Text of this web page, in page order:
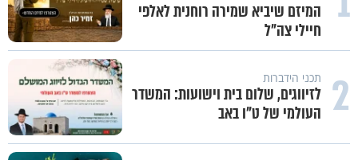
המיזם שיביא שמירה רוחנית לאלפי
חיילי צה"ל
2 תכני הידברות
לזיווגים, שלום בית וישועות: המשדר
העולמי של ט"ו באב